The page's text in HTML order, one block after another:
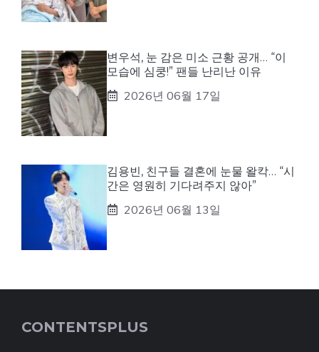
변우석, 눈 감은 미소 근황 공개… “이
모습에 심쿵!” 팬들 난리난 이유
2026년 06월 17일
김용빈, 친구들 결혼에 눈물 왈칵… “시
간은 영원히 기다려주지 않아”
2026년 06월 13일
CONTENTSPLUS